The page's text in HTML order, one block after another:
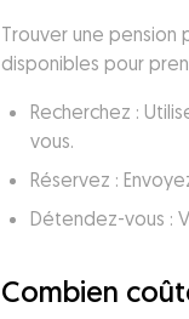
Trouver une pension
disponibles pour
Recherchez :
vous.
Réservez :
Détendez-vous :
Combien